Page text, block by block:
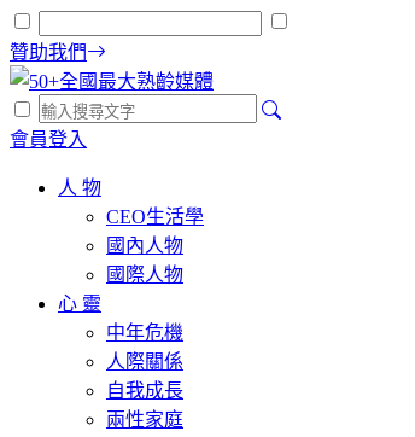
贊助我們
會員登入
人 物
CEO生活學
國內人物
國際人物
心 靈
中年危機
人際關係
自我成長
兩性家庭